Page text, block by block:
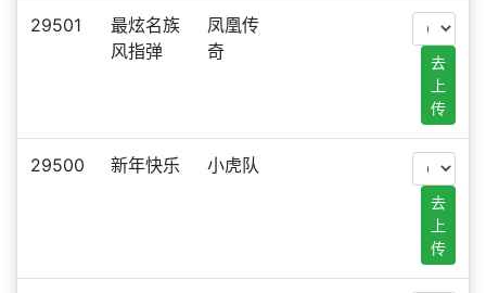
29501
最炫名族
风指弹
凤凰传
奇
去
上
传
29500 新年快乐 小虎队
去
上
传